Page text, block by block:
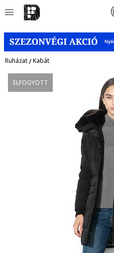
Ruházat/Kabát
ELFOGYOTT